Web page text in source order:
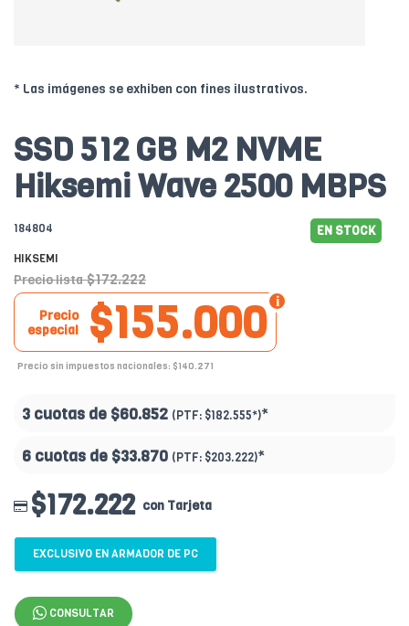
* Las imágenes se exhiben con fines ilustrativos.
SSD 512 GB M2 NVME
Hiksemi Wave 2500 MBPS
184804 EN STOCK
HIKSEMI
Precio lista $172.222
$155.000
Precio
especial
Precio sin impuestos nacionales: $140.271
3 cuotas de $60.852 (PTF: $182.555*)*
6 cuotas de $33.870 (PTF: $203.222)*
$172.222 con Tarjeta
EXCLUSIVO EN ARMADOR DE PC
CONSULTAR